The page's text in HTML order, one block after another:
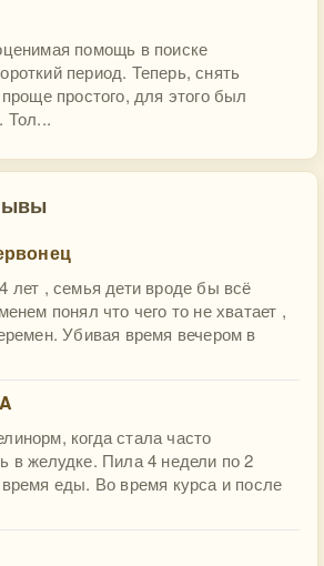
помощь в поиске
период. Теперь, снять
простого, для этого был
Тол...
лет , семья дети вроде бы всё
понял что чего то не хватает ,
Убивая время вечером в
когда стала часто
в желудке. Пила 4 недели по 2
еды. Во время курса и после